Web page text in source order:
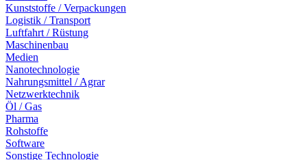
Kunststoffe / Verpackungen
Logistik / Transport
Luftfahrt / Rüstung
Maschinenbau
Medien
Nanotechnologie
Nahrungsmittel / Agrar
Netzwerktechnik
Öl / Gas
Pharma
Rohstoffe
Software
Sonstige Technologie